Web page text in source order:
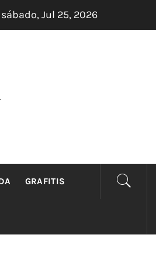
el unipersonal que se ríe de los
sábado, Jul 25, 2026
GRAFITIS